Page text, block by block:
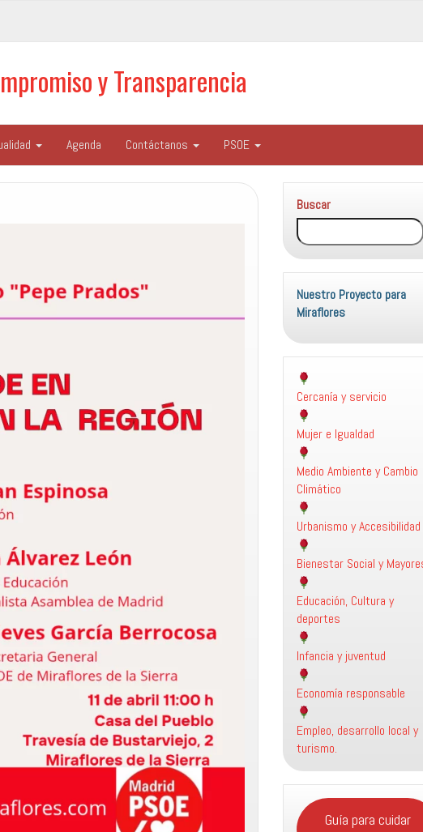
y Transparencia
Agenda Contáctanos PSOE
Buscar
Nuestro Proyecto para
Miraflores
Cercanía y servicio
Mujer e Igualdad
Medio Ambiente y Cambio
Climático
Urbanismo y Accesibilidad
Bienestar Social y
Educación, Cultura y
deportes
Infancia y juventud
Economía responsable
Empleo, desarrollo local y
turismo.
Guía para cuidar